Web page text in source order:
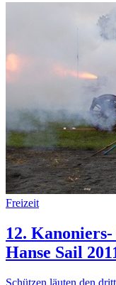
Freizeit
12.
Hanse Sail
Schützen läuten den